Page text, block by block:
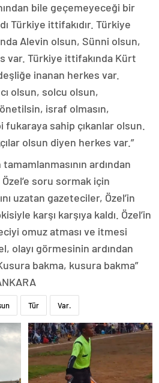
bile geçemeyeceği bir
Türkiye ittifakıdır. Türkiye
Alevin olsun, Sünni olsun,
var. Türkiye ittifakında Kürt
inanan herkes var.
olsun, solcu olsun,
israf olmasın,
fukaraya sahip çıkanlar olsun.
olsun diyen herkes var.”
ardından
soru sormak için
uzatan gazeteciler, Özel’in
karşı karşıya kaldı. Özel’in
omuz atması ve itmesi
olayı görmesinin ardından
bakma, kusura bakma”
Tür Var.